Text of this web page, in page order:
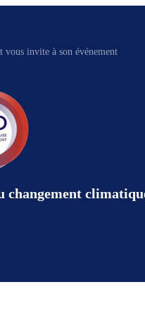
vous invite à son événement
changement